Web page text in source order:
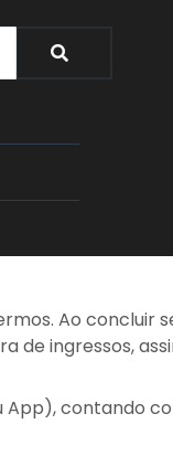
Ao concluir
ingressos,
App), contando